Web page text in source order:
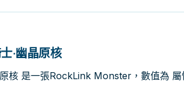
·幽晶原核
原核 是一張RockLink Monster，數值為